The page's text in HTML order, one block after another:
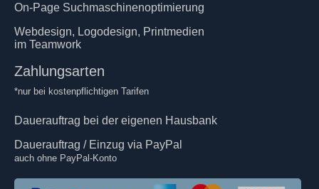
On-Page Suchmaschinenoptimierung
Webdesign, Logodesign, Printmedien
im Teamwork
Zahlungsarten
*nur bei kostenpflichtigen Tarifen
Dauerauftrag bei der eigenen Hausbank
Dauerauftrag / Einzug via PayPal
auch ohne PayPal-Konto